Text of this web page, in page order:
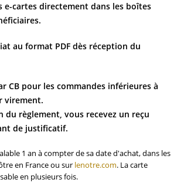
e-cartes directement dans les boîtes
au format PDF dès réception du
CB pour les commandes inférieures à
virement.
du règlement, vous recevez un reçu
de justificatif.
1 an à compter de sa date d'achat, dans les
en France ou sur lenotre.com. La carte
en plusieurs fois.